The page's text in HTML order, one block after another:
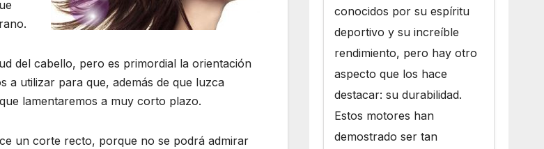
del cabello, pero es primordial la orientación
a utilizar para que, además de que luzca
lamentaremos a muy corto plazo.
un corte recto, porque no se podrá admirar
Tiempo
conocidos por su espíritu
deportivo y su increíble
rendimiento, pero hay otro
aspecto que los hace
destacar: su durabilidad.
Estos motores han
demostrado ser tan